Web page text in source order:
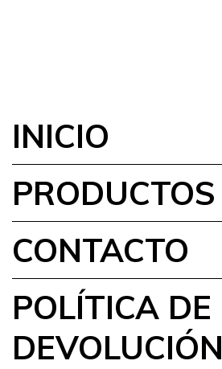
INICIO
PRODUCTOS
CONTACTO
POLÍTICA DE
DEVOLUCIÓN